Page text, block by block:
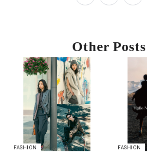
Other Posts
FASHION FASHION